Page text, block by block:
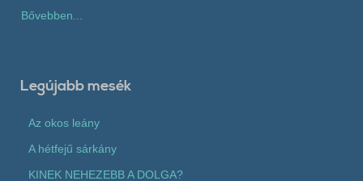
Bővebben...
Legújabb mesék
Az okos leány
A hétfejű sárkány
KINEK NEHEZEBB A DOLGA?